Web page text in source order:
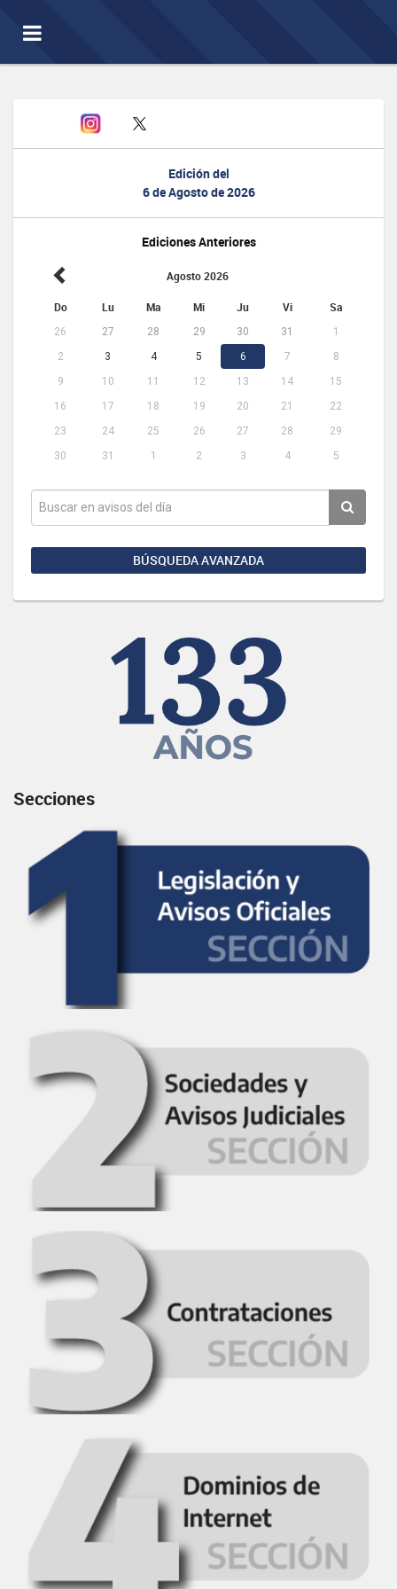
Toggle
navigation
Edición del
6 de Agosto de 2026
Ediciones Anteriores
Agosto 2026
Do Lu Ma Mi Ju Vi Sa
26 27 28 29 30 31
1
2
3 4 5 6 7
8
9
10 11 12 13 14
15
16
17 18 19 20 21
22
23
24 25 26 27 28
29
30
31 1 2 3 4 5
BÚSQUEDA AVANZADA
Secciones